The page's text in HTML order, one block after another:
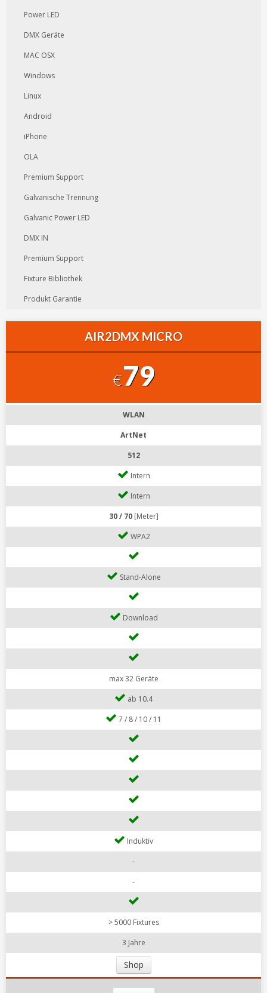
Power LED
DMX Geräte
MAC OSX
Windows
Linux
Android
iPhone
OLA
Premium Support
Galvanische Trennung
Galvanic Power LED
DMX IN
Premium Support
Fixture Bibliothek
Produkt Garantie
AIR2DMX MICRO
€79
WLAN
ArtNet
512
Intern
Intern
30 / 70[Meter]
WPA2
Stand-Alone
Download
max 32 Geräte
ab 10.4
7 / 8 / 10 / 11
Induktiv
-
-
> 5000 Fixtures
3 Jahre
Shop